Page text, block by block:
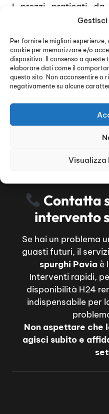
Gestisci
Per fornire le migliori
cookie per memorizzare e/o
dispositivo. Il consenso a
elaborare dati come il
questo sito. Non acconsentire o
negativamente su alcune
Visualizza
I prezzi praticati da
sono molto
di professionisti ed
soddisfare ogni
Contatta
intervento
Se hai un problema
guasti futuri, il
spurghi Pavia è
Interventi rapidi,
disponibilità H24
indispensabile per
Non aspettare che
agisci subito e